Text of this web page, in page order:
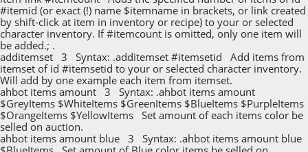
#itemid (or exact (!) name $itemname in brackets, or link created
by shift-click at item in inventory or recipe) to your or selected
character inventory. If #itemcount is omitted, only one item will
be added.; .
additemset 3 Syntax: .additemset #itemsetid Add items from
itemset of id #itemsetid to your or selected character inventory.
Will add by one example each item from itemset.
ahbot items amount 3 Syntax: .ahbot items amount
$GreyItems $WhiteItems $GreenItems $BlueItems $PurpleItems
$OrangeItems $YellowItems Set amount of each items color be
selled on auction.
ahbot items amount blue 3 Syntax: .ahbot items amount blue